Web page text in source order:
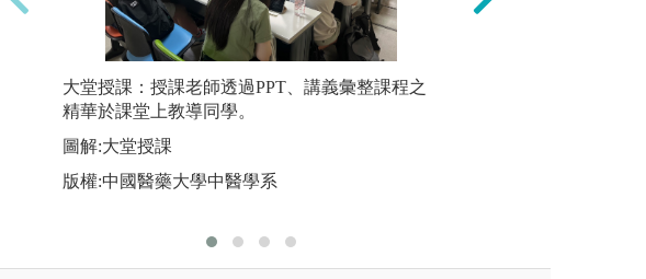
合作學習：小組討論與團隊合作。
大堂授課：授課老師透過PPT、講義彙整課程之
精華於課堂上教導同學。
圖解:大堂授課
版權:中國醫藥大學中醫學系